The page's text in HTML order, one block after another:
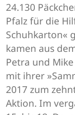
24.130
Pfalz für die
Schuhkarton«
kamen aus
Petra und
mit ihrer
2017 zum
Aktion. Im